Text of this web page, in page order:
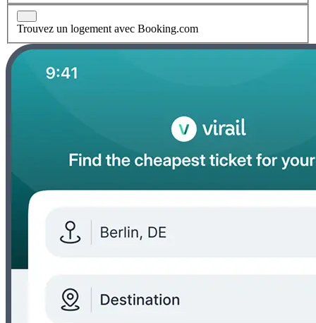
Trouvez un logement avec Booking.com